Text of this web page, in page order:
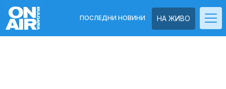
НА ЖИВО
ПОСЛЕДНИ НОВИНИ